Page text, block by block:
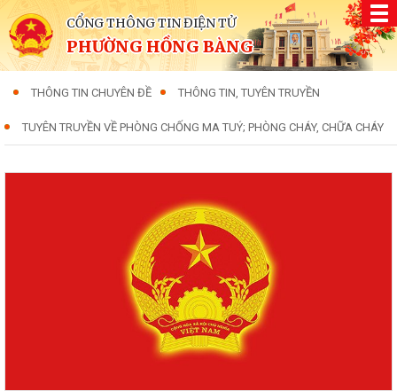
CỔNG THÔNG TIN ĐIỆN TỬ
PHƯỜNG HỒNG BÀNG
THÔNG TIN CHUYÊN ĐỀ THÔNG TIN, TUYÊN TRUYỀN
TUYÊN TRUYỀN VỀ PHÒNG CHỐNG MA TUÝ; PHÒNG CHÁY, CHỮA CHÁY